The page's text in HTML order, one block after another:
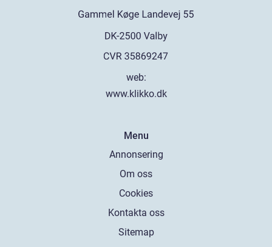
web:
www.klikko.dk
Menu
Annonsering
Om oss
Cookies
Kontakta oss
Sitemap